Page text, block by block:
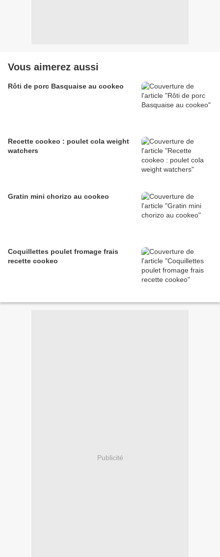
Vous aimerez aussi
Rôti de porc Basquaise au cookeo
Recette cookeo : poulet cola weight
watchers
Gratin mini chorizo au cookeo
Coquillettes poulet fromage frais
recette cookeo
Publicité